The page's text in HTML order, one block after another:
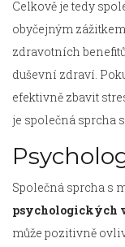
Celkově je tedy
obyčejným
zdravotních
duševní zdraví.
efektivně zbavit
je společná sprcha
Společná sprcha s
psychologických
může pozitivně